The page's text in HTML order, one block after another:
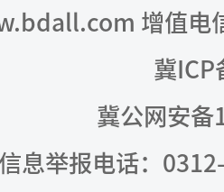
增值电
冀ICP
冀公网安备
息举报电话：